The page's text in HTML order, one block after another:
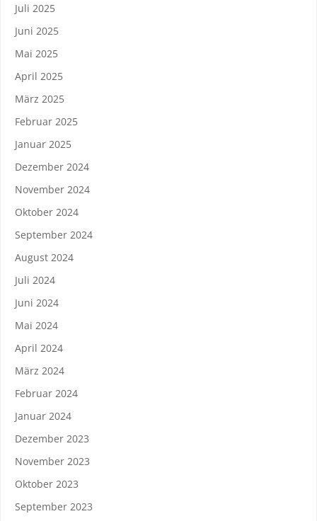
Juli 2025
Juni 2025
Mai 2025
April 2025
März 2025
Februar 2025
Januar 2025
Dezember 2024
November 2024
Oktober 2024
September 2024
August 2024
Juli 2024
Juni 2024
Mai 2024
April 2024
März 2024
Februar 2024
Januar 2024
Dezember 2023
November 2023
Oktober 2023
September 2023